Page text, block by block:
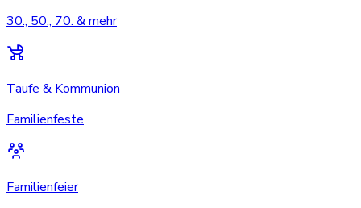
30., 50., 70. & mehr
Taufe & Kommunion
Familienfeste
Familienfeier